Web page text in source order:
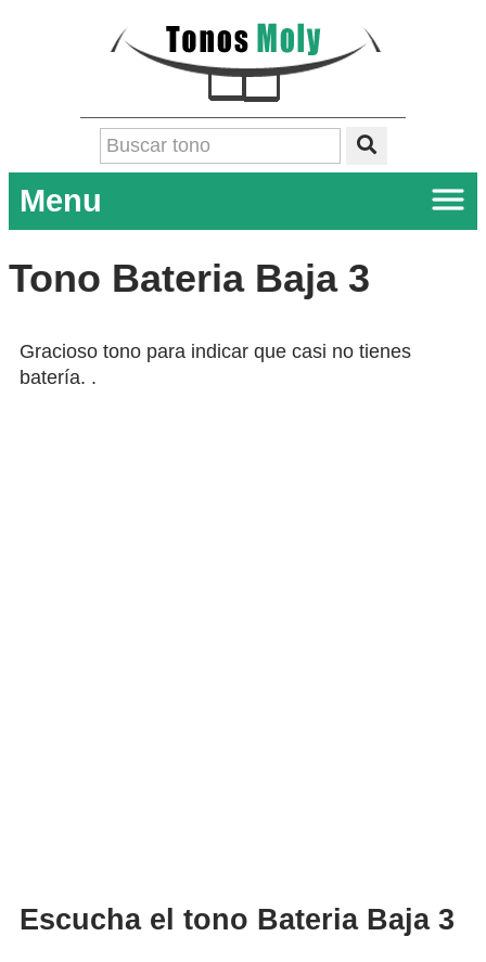
Menu
Tono Bateria Baja 3
Gracioso tono para indicar que casi no tienes
batería. .
Escucha el tono Bateria Baja 3